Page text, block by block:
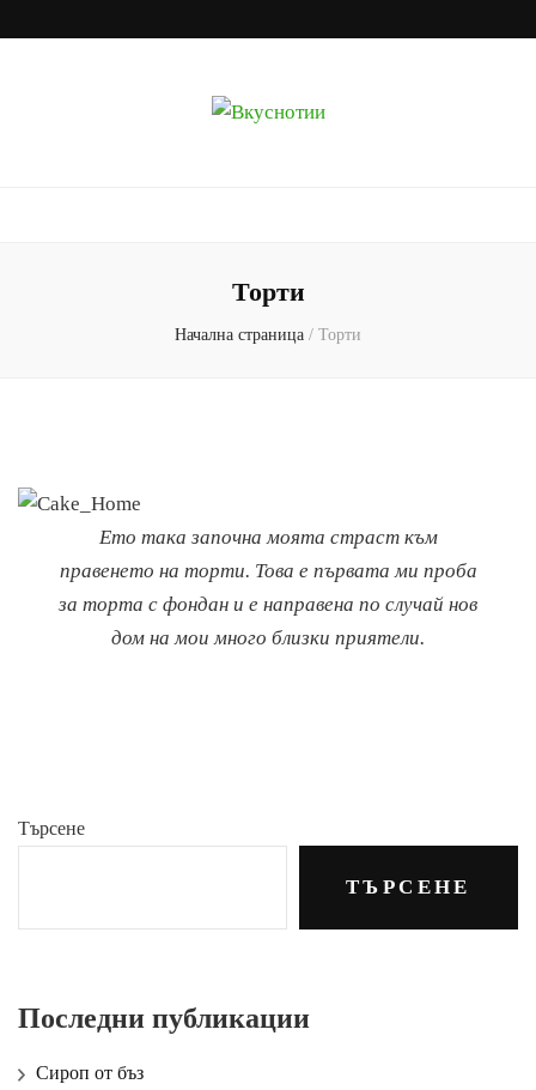
Торти
Начална страница / Торти
Ето така започна моята страст към
правенето на торти. Това е първата ми проба
за торта с фондан и е направена по случай нов
дом на мои много близки приятели.
Търсене
ТЪРСЕНЕ
Последни публикации
Сироп от бъз